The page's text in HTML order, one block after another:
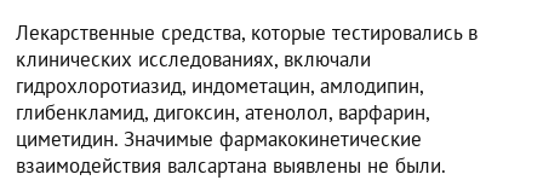
Лекарственные средства, которые тестировались в
клинических исследованиях, включали
гидрохлоротиазид, индометацин, амлодипин,
глибенкламид, дигоксин, атенолол, варфарин,
циметидин. Значимые фармакокинетические
взаимодействия валсартана выявлены не были.